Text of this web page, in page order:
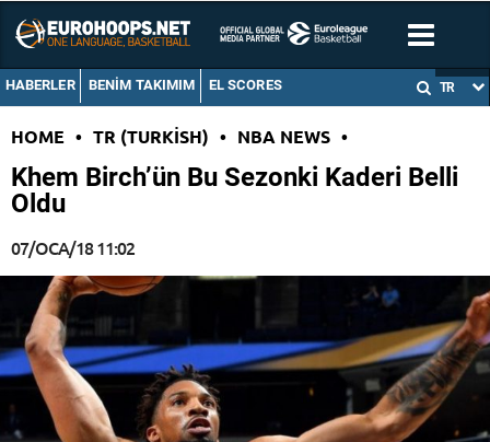
HABERLER BENIM TAKIMIM EL SCORES TR
HOME • TR (TURKISH) • NBA NEWS •
Khem Birch’ün Bu Sezonki Kaderi Belli
Oldu
07/OCA/18 11:02